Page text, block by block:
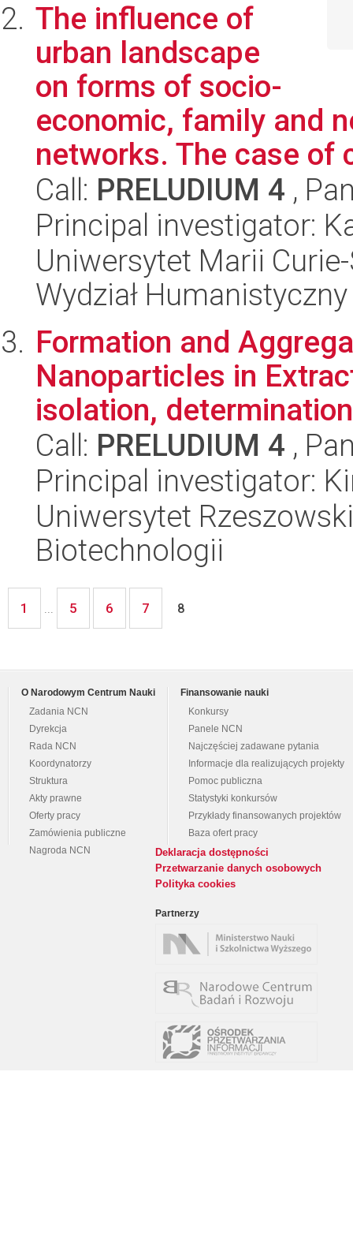
The influence of
urban landscape
on forms of socio-
economic, family and
networks. The case of
Call: PRELUDIUM 4 ,
Principal investigator:
Uniwersytet Marii
Wydział Humanistyczny
Formation and
Nanoparticles in
isolation,
Call: PRELUDIUM 4 ,
Principal investigator:
Uniwersytet
Biotechnologii
1 ... 5 6 7 8
O Narodowym Centrum Nauki
Zadania NCN
Dyrekcja
Rada NCN
Koordynatorzy
Struktura
Akty prawne
Oferty pracy
Zamówienia publiczne
Nagroda NCN
Finansowanie nauki
Konkursy
Panele NCN
Najczęściej zadawane pytania
Informacje dla realizujących projekty
Pomoc publiczna
Statystyki konkursów
Przykłady finansowanych projektów
Baza ofert pracy
Deklaracja dostępności
Przetwarzanie danych osobowych
Polityka cookies
Partnerzy